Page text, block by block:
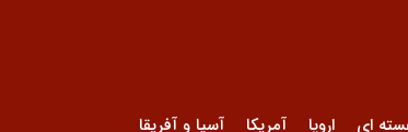
ای اروپا آمریکا آسیا و آفریقا